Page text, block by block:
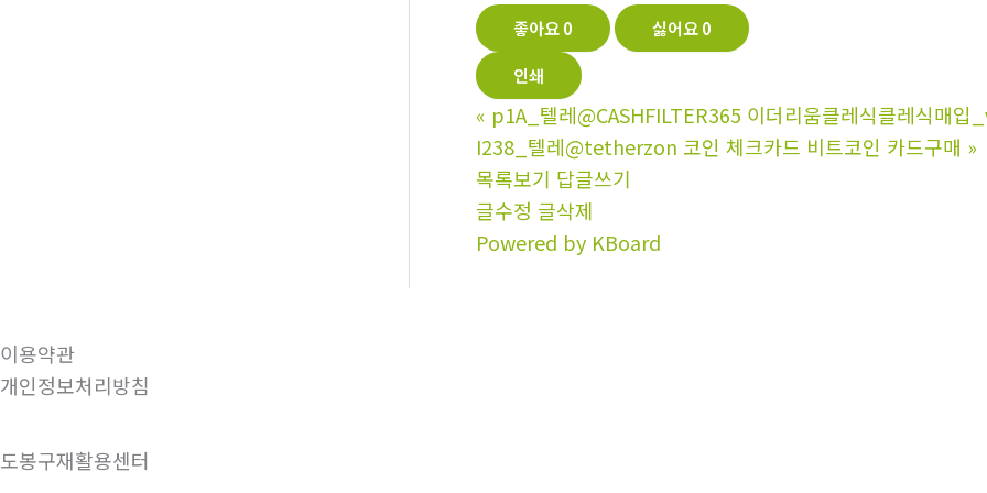
좋아요0 싫어요0
인쇄
« p1A_텔레@CASHFILTER365 이더리움클레식클레식매입
I238_텔레@tetherzon 코인 체크카드 비트코인 카드구매 »
목록보기 답글쓰기
글수정 글삭제
Powered by KBoard
이용약관
개인정보처리방침
도봉구재활용센터